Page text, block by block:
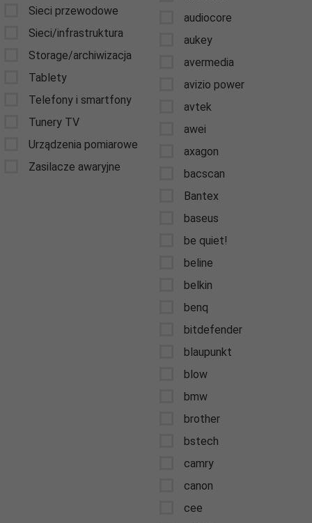
Sieci przewodowe
Sieci/infrastruktura
Storage/archiwizacja
Tablety
Telefony i smartfony
Tunery TV
Urządzenia pomiarowe
Zasilacze awaryjne
audiocore
aukey
avermedia
avizio power
avtek
awei
axagon
bacscan
Bantex
baseus
be quiet!
beline
belkin
benq
bitdefender
blaupunkt
blow
bmw
brother
bstech
camry
canon
cee